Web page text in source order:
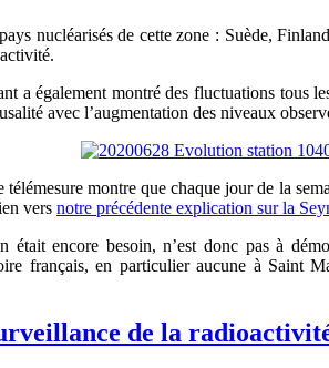
nucléarisés de cette zone : Suède,
a également montré des fluctuations tous
avec l’augmentation des niveaux
télémesure montre que chaque jour de la
vers notre précédente explication sur la
était encore besoin, n’est donc pas à
français, en particulier aucune à Saint
de la